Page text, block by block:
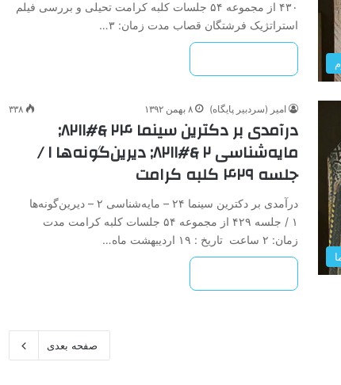
۴۳۰ از مجموعه ۵۴ جلسات کلبه کرامت تحیلی و بررسی فیلم
استراتژیک فرشتگان قصاب مدت زمان: ۳…
امیر (سردبیر پایگاه) ۸ بهمن ۱۳۹۲ ۳۳۸
درآمدی ‌بر‌ دکترین ‌سینما‌ ۲۴ &#۸۲۱۱;
مایه‌شناسی‌ ۲ &#۸۲۱۱; دیرین‌گونه‌ها‌ ۱ /
جلسه ۴۲۹ کلبه کرامت
درآمدی ‌بر‌ دکترین ‌سینما‌ ۲۴ – مایه‌شناسی‌ ۲ – دیرین‌گونه‌ها‌
۱ / جلسه ۴۲۹ از مجموعه ۵۴ جلسات کلبه کرامت مدت
زمان: ۲ ساعت تاریخ : ۱۹ اردیبهشت ماه…
صفحه بعدی